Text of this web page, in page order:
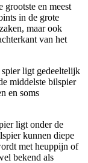
grootste en meest
in de grote
maar ook
van het
spier ligt gedeeltelijk
middelste bilspier
en soms
ligt onder de
kunnen diepe
met heuppijn of
bekend als